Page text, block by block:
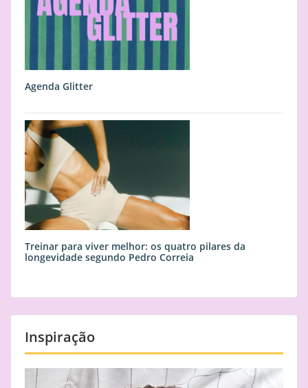
Agenda Glitter
Treinar para viver melhor: os quatro pilares da
longevidade segundo Pedro Correia
Inspiração